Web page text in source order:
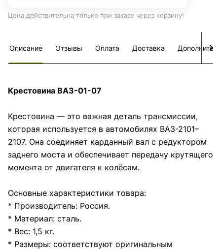
Цена действительна только при заказе через корзину!
Описание Отзывы Оплата Доставка
Крестовина ВАЗ-01-07
Крестовина — это важная деталь трансмиссии,
которая используется в автомобилях ВАЗ-2101–
2107. Она соединяет карданный вал с редуктором
заднего моста и обеспечивает передачу крутящего
момента от двигателя к колёсам.
Основные характеристики товара:
* Производитель: Россия.
* Материал: сталь.
* Вес: 1,5 кг.
* Размеры: соответствуют оригинальным